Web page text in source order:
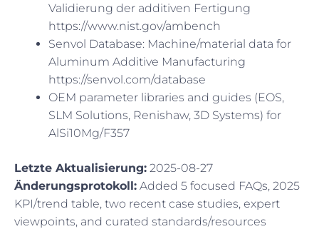
Validierung der additiven Fertigung
https://www.nist.gov/ambench
Senvol Database: Machine/material data for
Aluminum Additive Manufacturing
https://senvol.com/database
OEM parameter libraries and guides (EOS,
SLM Solutions, Renishaw, 3D Systems) for
AlSi10Mg/F357
Letzte Aktualisierung: 2025-08-27
Änderungsprotokoll: Added 5 focused FAQs, 2025
KPI/trend table, two recent case studies, expert
viewpoints, and curated standards/resources